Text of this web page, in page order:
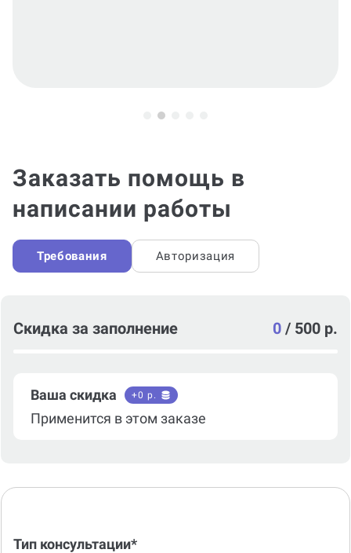
Заказать помощь в
написании работы
Требования Авторизация
Скидка за заполнение 0 / 500 р.
Ваша скидка +0 р.
Применится в этом заказе
Тип консультации*